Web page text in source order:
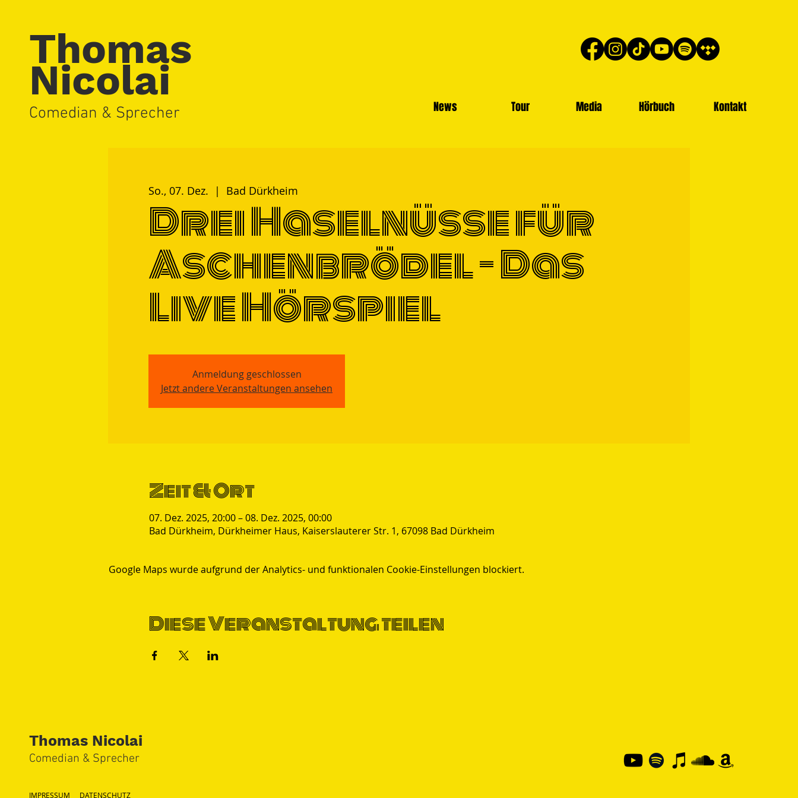
Thomas
Nicolai
Comedian & Sprecher News Tour Media Hörbuch Kontakt
So., 07. Dez.
  |
Bad Dürkheim
Drei Haselnüsse für
Aschenbrödel - Das
Live Hörspiel
Anmeldung geschlossen
Jetzt andere Veranstaltungen ansehen
Zeit & Ort
07. Dez. 2025, 20:00 – 08. Dez. 2025, 00:00
Bad Dürkheim, Dürkheimer Haus, Kaiserslauterer Str. 1, 67098 Bad Dürkheim
Google Maps wurde aufgrund der Analytics- und funktionalen Cookie-Einstellungen blockiert.
Diese Veranstaltung teilen
Thomas Nicolai
Comedian & Sprecher
IMPRESSUM DATENSCHUTZ